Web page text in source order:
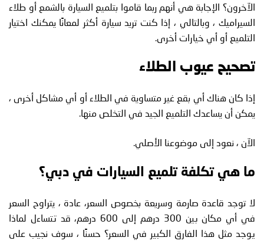
الآخرون؟ الإجابة هي أنهم ربما قاموا بتلميع السيارة بالشمع أو طلاء
السيراميك ، وبالتالي ، إذا كنت تريد سيارة أكثر لمعانًا يمكنك اختيار
التلميع أو أي خيارات أخرى.
تصحيح عيوب الطلاء
إذا كان هناك أي بقع غير متساوية في الطلاء أو أي مشاكل أخرى ،
يمكن أن يساعدك التلميع الجيد في التخلص منها.
الآن ، نعود إلى موضوعنا الأصلي.
ما هي تكلفة تلميع السيارات في دبي؟
لا توجد قاعدة صارمة وسريعة بخصوص السعر، عادة ، يتراوح السعر
في أي مكان بين 300 درهم إلى 600 درهم، قد تتساءل لماذا
يوجد مثل هذا الفارق الكبير في السعر؟ حسنًا ، سوف نجيب على